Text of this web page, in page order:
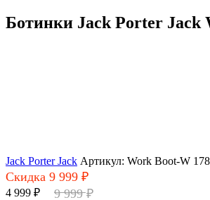
Ботинки Jack Porter Jack
Jack Porter Jack Артикул: Work Boot-W
Скидка 9 999 ₽
4 999 ₽ 9 999 ₽